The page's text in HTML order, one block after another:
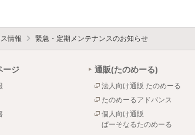
情報 緊急・定期メンテナンスのお知らせ
ージ 通販(たのめーる)
法人向け通販 たのめーる
たのめーるアドバンス
個人向け通販
ぱーそなるたのめーる